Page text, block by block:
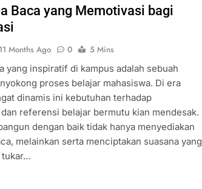
Baca yang Memotivasi bagi
11 Months Ago 0
5 Mins
yang inspiratif di kampus adalah sebuah
proses belajar mahasiswa. Di era
dinamis ini kebutuhan terhadap
referensi belajar bermutu kian mendesak.
dengan baik tidak hanya menyediakan
melainkan serta menciptakan suasana yang
tukar…